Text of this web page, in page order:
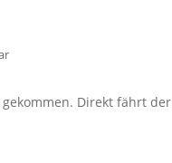
Direkt fährt der